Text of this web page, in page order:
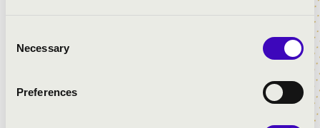
Selection
Necessary
Preferences
Wildner vezetésével). Mariss Jansons ajánlotta Sophie
Rachlin figyelmébe, akitől szintén dirigálást tanult.
Tanulmányai ideje alatt az ismert Wiener Singverein
kórusban énekelt, illetve a kórus zenei vezetője volt,